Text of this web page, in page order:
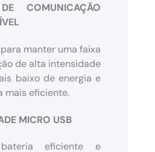
COMUNICAÇÃO
manter uma faixa
de alta intensidade
baixo de energia e
mais eficiente.
MICRO USB
eficiente e